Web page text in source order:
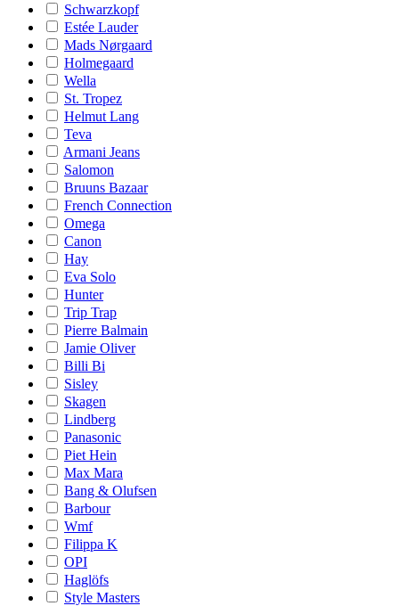
Schwarzkopf
Estée Lauder
Mads Nørgaard
Holmegaard
Wella
St. Tropez
Helmut Lang
Teva
Armani Jeans
Salomon
Bruuns Bazaar
French Connection
Omega
Canon
Hay
Eva Solo
Hunter
Trip Trap
Pierre Balmain
Jamie Oliver
Billi Bi
Sisley
Skagen
Lindberg
Panasonic
Piet Hein
Max Mara
Bang & Olufsen
Barbour
Wmf
Filippa K
OPI
Haglöfs
Style Masters